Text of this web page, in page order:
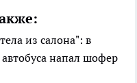
из салона": в
напал шофер